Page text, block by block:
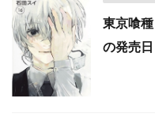
東京喰
の発売